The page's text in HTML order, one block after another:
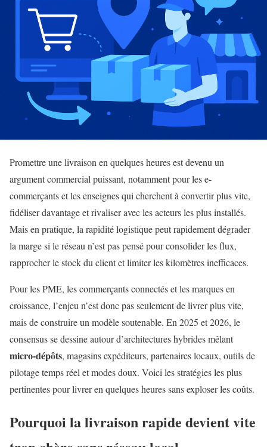
Promettre une livraison en quelques heures est devenu un
argument commercial puissant, notamment pour les e-
commerçants et les enseignes qui cherchent à convertir plus vite,
fidéliser davantage et rivaliser avec les acteurs les plus installés.
Mais en pratique, la rapidité logistique peut rapidement dégrader
la marge si le réseau n’est pas pensé pour consolider les flux,
rapprocher le stock du client et limiter les kilomètres inefficaces.
Pour les PME, les commerçants connectés et les marques en
croissance, l’enjeu n’est donc pas seulement de livrer plus vite,
mais de construire un modèle soutenable. En 2025 et 2026, le
consensus se dessine autour d’architectures hybrides mêlant
micro-dépôts, magasins expéditeurs, partenaires locaux, outils de
pilotage temps réel et modes doux. Voici les stratégies les plus
pertinentes pour livrer en quelques heures sans exploser les coûts.
Pourquoi la livraison rapide devient vite